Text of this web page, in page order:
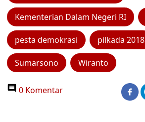
Kementerian Dalam Negeri RI
pesta demokrasi pilkada 2018
Sumarsono Wiranto
0 Komentar